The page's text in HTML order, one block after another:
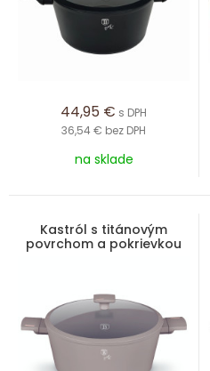
44,95 € s DPH
36,54 € bez DPH
na sklade
Kastról s titánovým
povrchom a pokrievkou